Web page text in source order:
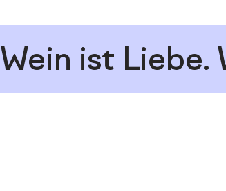
Wein ist Liebe.